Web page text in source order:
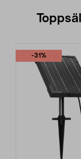
-31%